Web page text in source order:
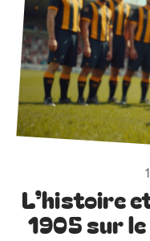
L’histoire
1905 sur